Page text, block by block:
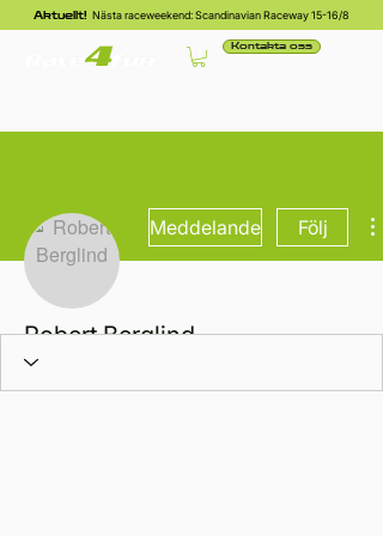
Aktuellt! Nästa raceweekend: Scandinavian Raceway 15-16/8
Kontakta oss
Meddelande Följ
Robert Berglind